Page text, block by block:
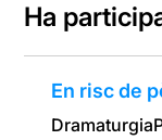
Ha
En risc de
Dramaturgia